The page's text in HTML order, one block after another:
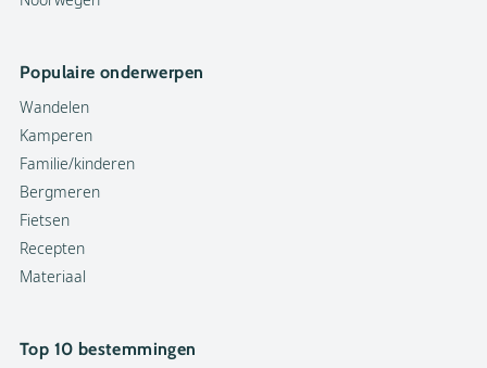
Populaire onderwerpen
Wandelen
Kamperen
Familie/kinderen
Bergmeren
Fietsen
Recepten
Materiaal
Top 10 bestemmingen